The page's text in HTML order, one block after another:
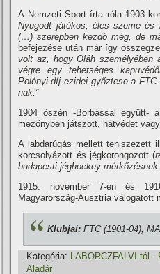
A Nemzeti Sport í­rta róla 1903
Nyugodt játékos; éles szeme
(…) szerepben kezdő még, de
befejezése után már í­gy
volt az, hogy Oláh személyében
végre egy tehetséges
Polónyi-dí­j ezidei győztese a
nak.”
1904 őszén -Borbással együtt-
mezőnyben játszott, hátvédet
A labdarúgás mellett teniszezett
korcsolyázott ésjégkorongozott (
budapesti jéghockey
1915. november 7-énés
Magyarország-Ausztriaválogatott
Klubjai: FTC (1901-04),
Kategória: LABORCZFALVI-tól -
Aladár